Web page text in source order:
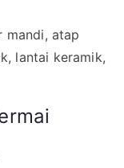
mandi, atap
lantai keramik,